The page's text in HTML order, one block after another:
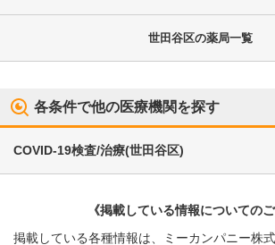
世田谷区の薬局一覧
各条件で他の医療機関を探す
COVID-19検査/治療(世田谷区)
《掲載している情報についてのご
掲載している各種情報は、ミーカンパニー株